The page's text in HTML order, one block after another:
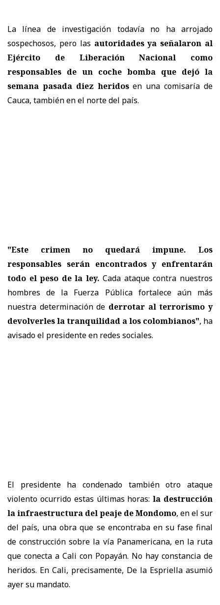
La línea de investigación todavía no ha arrojado
sospechosos, pero las autoridades ya señalaron al
Ejército de Liberación Nacional como
responsables de un coche bomba que dejó la
semana pasada diez heridosen una comisaría de
Cauca, también en el norte del país.
"Este crimen no quedará impune. Los
responsables serán encontrados y enfrentarán
todo el peso de la ley. Cada ataque contra nuestros
hombres de la Fuerza Pública fortalece aún más
nuestra determinación de derrotar al terrorismo y
devolverles la tranquilidad a los colombianos", ha
avisado el presidente en redes sociales.
El presidente ha condenado también otro ataque
violento ocurrido estas últimas horas:la destrucción
la infraestructura del peaje de Mondomo, en el sur
del país, una obra que se encontraba en su fase final
de construcción sobre la vía Panamericana, en la ruta
que conecta a Cali con Popayán. No hay constancia de
heridos. En Cali, precisamente, De la Espriella asumió
ayer su mandato.